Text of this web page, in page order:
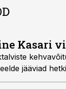
Kasari
jääviad